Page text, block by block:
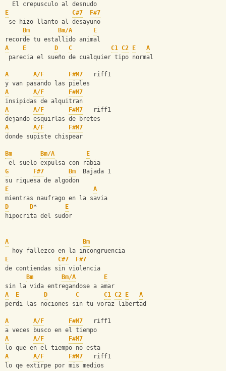
  El crepusculo al desnudo
E
C#7
F#7
se hizo llanto al desayuno
Bm
Bm/A
E
recorde tu estallido animal
A
E D C C1 C2 E
A
parecia el sueño de cualquier tipo normal
A A/F F#M7
   riff1
y van pasando las pieles
A
A/F
F#M7
insipidas de alquitran
A
A/F F#M7
   riff1
dejando esquirlas de bretes
A
A/F
F#M7
donde supiste chispear
Bm Bm/A
E
el suelo expulsa con rabia
G
F#7 Bm
  Bajada 1
su riquesa de algodon
E
A
mientras naufrago en la savia
D
D*
E
hipocrita del sudor
A
Bm
  hoy fallezco en la incongruencia
E
C#7
F#7
de contiendas sin violencia
Bm
Bm/A
E
sin la vida entregandose a amar
A
E D C C1 C2 E
A
perdi las nociones sin tu voraz libertad
A A/F F#M7
   riff1
a veces busco en el tiempo
A
A/F
F#M7
lo que en el tiempo no esta
A
A/F F#M7
   riff1
lo qe extirpe por mis medios